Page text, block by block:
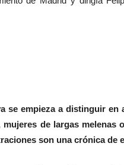
se empieza a distinguir en
de largas melenas
son una crónica de